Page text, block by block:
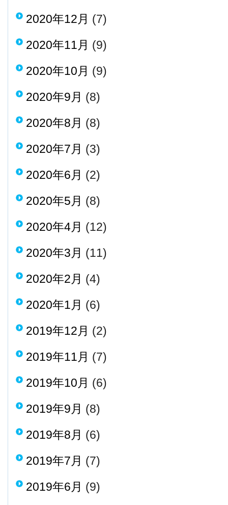
2020年12月 (7)
2020年11月 (9)
2020年10月 (9)
2020年9月 (8)
2020年8月 (8)
2020年7月 (3)
2020年6月 (2)
2020年5月 (8)
2020年4月 (12)
2020年3月 (11)
2020年2月 (4)
2020年1月 (6)
2019年12月 (2)
2019年11月 (7)
2019年10月 (6)
2019年9月 (8)
2019年8月 (6)
2019年7月 (7)
2019年6月 (9)